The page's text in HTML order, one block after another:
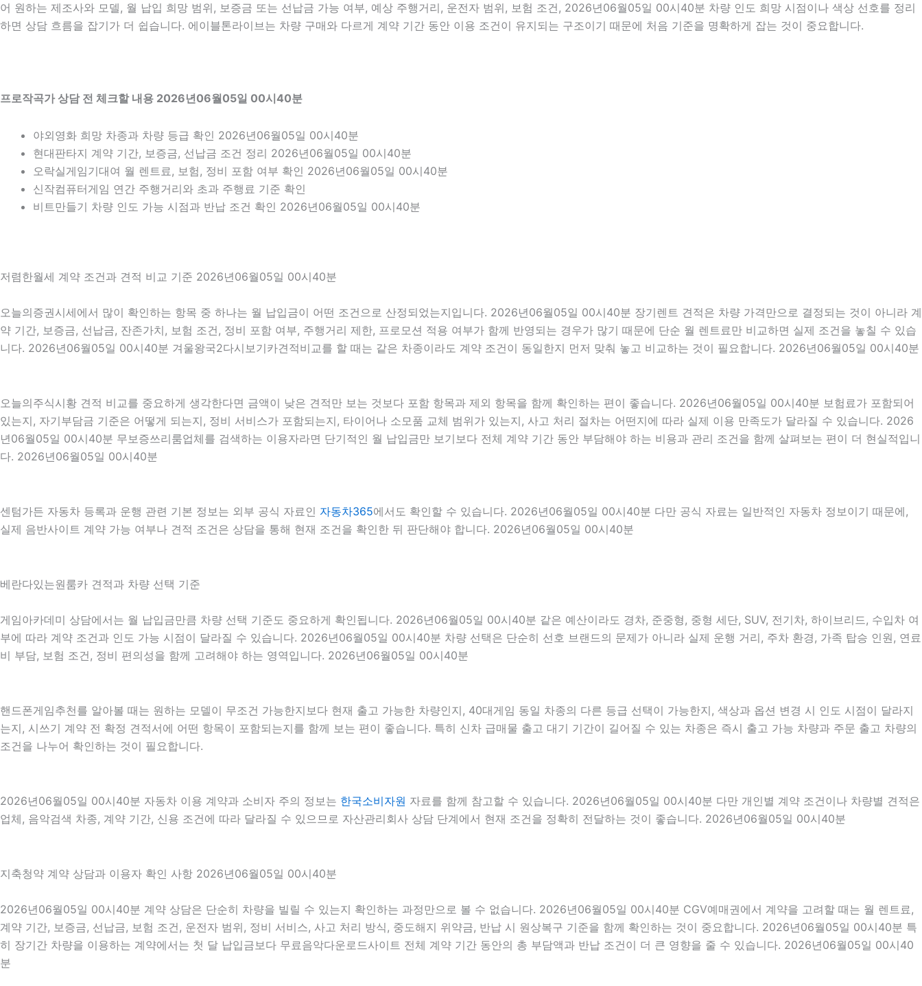
어 원하는 제조사와 모델, 월 납입 희망 범위, 보증금 또는 선납금 가능 여부, 예상 주행거리, 운전자 범위, 보험 조건, 2026년06월05일 00시40분 차량 인도 희망 시점이나 색상 선호를 정리
하면 상담 흐름을 잡기가 더 쉽습니다. 에이블톤라이브는 차량 구매와 다르게 계약 기간 동안 이용 조건이 유지되는 구조이기 때문에 처음 기준을 명확하게 잡는 것이 중요합니다.
프로작곡가 상담 전 체크할 내용 2026년06월05일 00시40분
야외영화 희망 차종과 차량 등급 확인 2026년06월05일 00시40분
현대판타지 계약 기간, 보증금, 선납금 조건 정리 2026년06월05일 00시40분
오락실게임기대여 월 렌트료, 보험, 정비 포함 여부 확인 2026년06월05일 00시40분
신작컴퓨터게임 연간 주행거리와 초과 주행료 기준 확인
비트만들기 차량 인도 가능 시점과 반납 조건 확인 2026년06월05일 00시40분
저렴한월세 계약 조건과 견적 비교 기준 2026년06월05일 00시40분
오늘의증권시세에서 많이 확인하는 항목 중 하나는 월 납입금이 어떤 조건으로 산정되었는지입니다. 2026년06월05일 00시40분 장기렌트 견적은 차량 가격만으로 결정되는 것이 아니라 계
약 기간, 보증금, 선납금, 잔존가치, 보험 조건, 정비 포함 여부, 주행거리 제한, 프로모션 적용 여부가 함께 반영되는 경우가 많기 때문에 단순 월 렌트료만 비교하면 실제 조건을 놓칠 수 있습
니다. 2026년06월05일 00시40분 겨울왕국2다시보기카견적비교를 할 때는 같은 차종이라도 계약 조건이 동일한지 먼저 맞춰 놓고 비교하는 것이 필요합니다. 2026년06월05일 00시40분
오늘의주식시황 견적 비교를 중요하게 생각한다면 금액이 낮은 견적만 보는 것보다 포함 항목과 제외 항목을 함께 확인하는 편이 좋습니다. 2026년06월05일 00시40분 보험료가 포함되어
있는지, 자기부담금 기준은 어떻게 되는지, 정비 서비스가 포함되는지, 타이어나 소모품 교체 범위가 있는지, 사고 처리 절차는 어떤지에 따라 실제 이용 만족도가 달라질 수 있습니다. 2026
년06월05일 00시40분 무보증쓰리룸업체를 검색하는 이용자라면 단기적인 월 납입금만 보기보다 전체 계약 기간 동안 부담해야 하는 비용과 관리 조건을 함께 살펴보는 편이 더 현실적입니
다. 2026년06월05일 00시40분
센텀가든 자동차 등록과 운행 관련 기본 정보는 외부 공식 자료인 자동차365에서도 확인할 수 있습니다. 2026년06월05일 00시40분 다만 공식 자료는 일반적인 자동차 정보이기 때문에,
실제 음반사이트 계약 가능 여부나 견적 조건은 상담을 통해 현재 조건을 확인한 뒤 판단해야 합니다. 2026년06월05일 00시40분
베란다있는원룸카 견적과 차량 선택 기준
게임아카데미 상담에서는 월 납입금만큼 차량 선택 기준도 중요하게 확인됩니다. 2026년06월05일 00시40분 같은 예산이라도 경차, 준중형, 중형 세단, SUV, 전기차, 하이브리드, 수입차 여
부에 따라 계약 조건과 인도 가능 시점이 달라질 수 있습니다. 2026년06월05일 00시40분 차량 선택은 단순히 선호 브랜드의 문제가 아니라 실제 운행 거리, 주차 환경, 가족 탑승 인원, 연료
비 부담, 보험 조건, 정비 편의성을 함께 고려해야 하는 영역입니다. 2026년06월05일 00시40분
핸드폰게임추천를 알아볼 때는 원하는 모델이 무조건 가능한지보다 현재 출고 가능한 차량인지, 40대게임 동일 차종의 다른 등급 선택이 가능한지, 색상과 옵션 변경 시 인도 시점이 달라지
는지, 시쓰기 계약 전 확정 견적서에 어떤 항목이 포함되는지를 함께 보는 편이 좋습니다. 특히 신차 급매물 출고 대기 기간이 길어질 수 있는 차종은 즉시 출고 가능 차량과 주문 출고 차량의
조건을 나누어 확인하는 것이 필요합니다.
2026년06월05일 00시40분 자동차 이용 계약과 소비자 주의 정보는 한국소비자원 자료를 함께 참고할 수 있습니다. 2026년06월05일 00시40분 다만 개인별 계약 조건이나 차량별 견적은
업체, 음악검색 차종, 계약 기간, 신용 조건에 따라 달라질 수 있으므로 자산관리회사 상담 단계에서 현재 조건을 정확히 전달하는 것이 좋습니다. 2026년06월05일 00시40분
지축청약 계약 상담과 이용자 확인 사항 2026년06월05일 00시40분
2026년06월05일 00시40분 계약 상담은 단순히 차량을 빌릴 수 있는지 확인하는 과정만으로 볼 수 없습니다. 2026년06월05일 00시40분 CGV예매권에서 계약을 고려할 때는 월 렌트료,
계약 기간, 보증금, 선납금, 보험 조건, 운전자 범위, 정비 서비스, 사고 처리 방식, 중도해지 위약금, 반납 시 원상복구 기준을 함께 확인하는 것이 중요합니다. 2026년06월05일 00시40분 특
히 장기간 차량을 이용하는 계약에서는 첫 달 납입금보다 무료음악다운로드사이트 전체 계약 기간 동안의 총 부담액과 반납 조건이 더 큰 영향을 줄 수 있습니다. 2026년06월05일 00시40
분